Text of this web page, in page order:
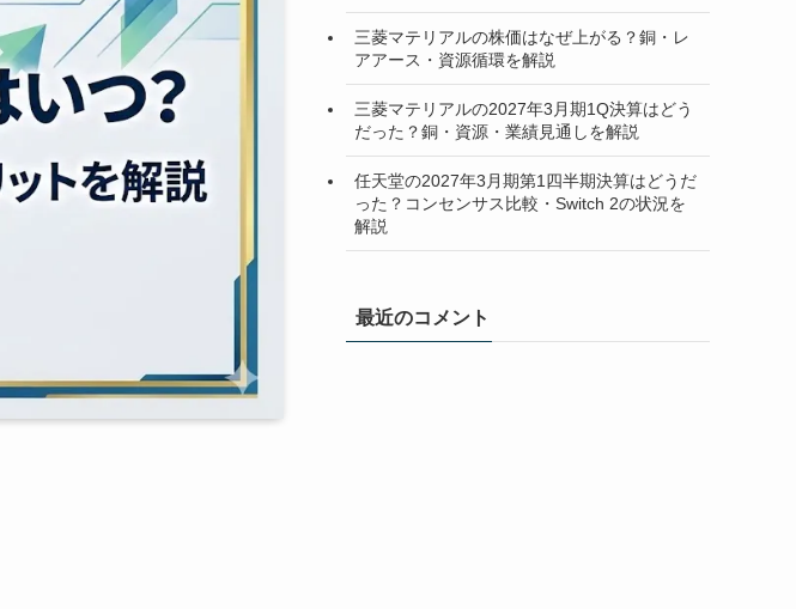
三菱マテリアルの株価はなぜ上がる？銅・レ
アアース・資源循環を解説
三菱マテリアルの2027年3月期1Q決算はどう
だった？銅・資源・業績見通しを解説
任天堂の2027年3月期第1四半期決算はどうだ
った？コンセンサス比較・Switch 2の状況を
解説
最近のコメント